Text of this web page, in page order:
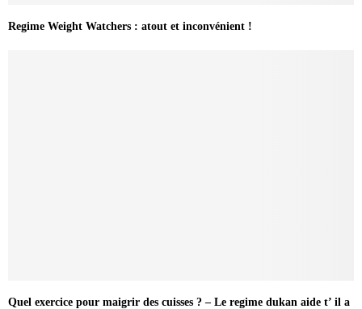
Regime Weight Watchers : atout et inconvénient !
Quel exercice pour maigrir des cuisses ? – Le regime dukan aide t’ il a